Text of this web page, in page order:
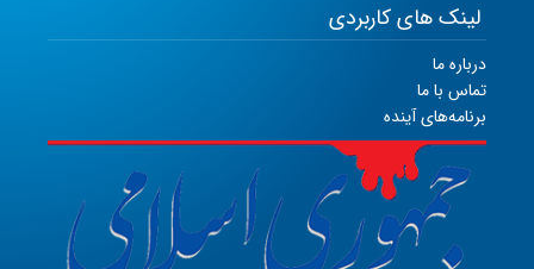
لینک های کاربردی
درباره ما
تماس با ما
برنامه‌های آینده